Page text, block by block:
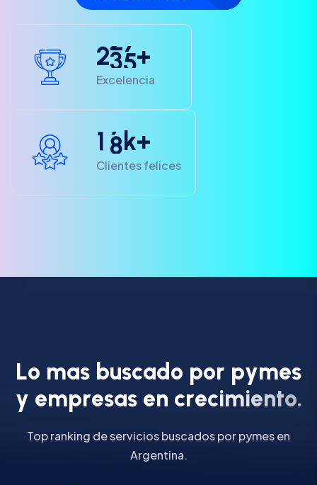
235+
Excelencia
1 8k+
Clientes felices
Lo mas buscado por pymes
y empresas en crecimiento.
Top ranking de servicios buscados por pymes en
Argentina.